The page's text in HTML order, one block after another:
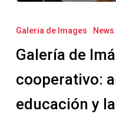
de
El
modelo
cooperativo:
alimentando
Galeria de Images News
Galería de
cooperativo:
educación y